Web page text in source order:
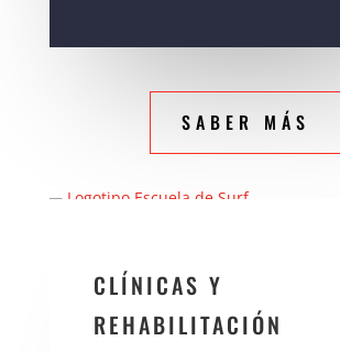
SABER MÁS
CLÍNICAS Y
REHABILITACIÓN